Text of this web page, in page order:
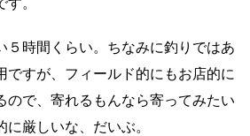
５時間くらい。ちなみに釣りではあ
ですが、フィールド的にもお店的に
ので、寄れるもんなら寄ってみたい
厳しいな、だいぶ。